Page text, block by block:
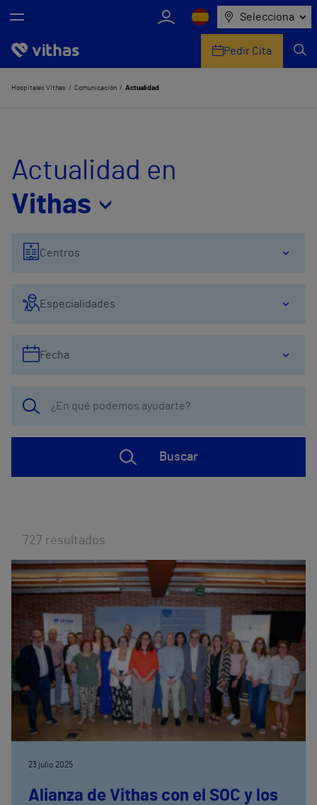
Selecciona
Nosotros
Comunicación
Pedir Cita
Hospitales Vithas Comunicación Actualidad
Actualidad en
Vithas
Centros
Especialidades
Fecha
Buscar
727 resultados
23 julio 2025
Alianza de Vithas con el SOC y los